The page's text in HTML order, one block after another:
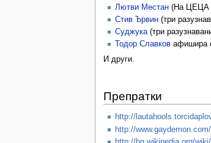
Лютви Местан(На ЦЕЦА
Стив Ървин(три
Суджука(три
Тодор Славковафишира
И други.
Препратки
http://
http://